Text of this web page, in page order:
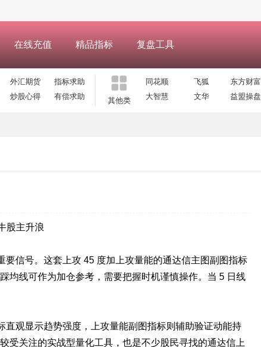
在线充值 精品指标 复盘工具
外汇期货
指标求助
炒股心得 有偿求助 其他类
同花顺 飞狐
东方财富
大智慧
文华 益盟操盘
股主升浪
信号。这套上攻 45 度加上攻量能的通达信主图副图指标
均线可作为加仓参考，需要把握时机谨慎操作。当 5 日线
观显示趋势强度，上攻量能副图指标则辅助验证动能持
受关注的实战型量化工具，也是不少股民寻找的通达信上